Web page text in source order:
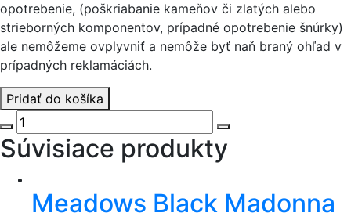
opotrebenie, (poškriabanie kameňov či zlatých alebo
strieborných komponentov, prípadné opotrebenie šnúrky)
ale nemôžeme ovplyvniť a nemôže byť naň braný ohľad v
prípadných reklamáciách.
Pridať do košíka
množstvo
TigerFrame
náramok
s
olivínom
Súvisiace produkty
Meadows Black Madonna